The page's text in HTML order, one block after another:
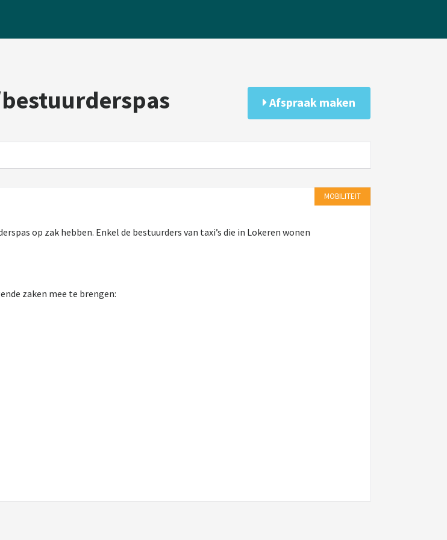
Afspraak maken
MOBILITEIT
op zak hebben. Enkel de bestuurders van taxi’s die in Lokeren wonen
zaken mee te brengen: